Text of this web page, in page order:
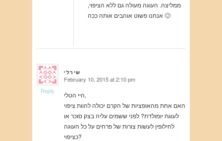
ממליצה. העוגה מעולה גם ללא הציפוי,
אנחנו פשוט אוהבים אותה ככה 🙂
שירלי
says: February 10, 2015 at 2:10 pm
היי הטלי,
האם אחת מהאופציות של הקרם יכולה להוות ציפוי
לעוגת יומולדת? לפני ששמים עליה בצק סוכר או
לחילופין לעשות צורות של פרחים על כל העוגה
כציפוי?
Reply